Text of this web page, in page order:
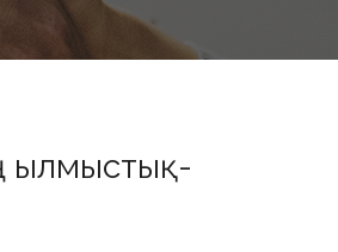
Қылмыстық-